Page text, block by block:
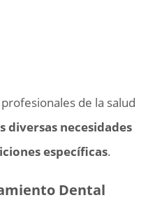
de la salud
diversas necesidades
específicas.
Dental